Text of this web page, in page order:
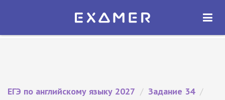
Экзамер — ЕГЭ 2027
ОТКРЫТЬ
ЕГЭ по английскому языку 2027 / Задание 34 /